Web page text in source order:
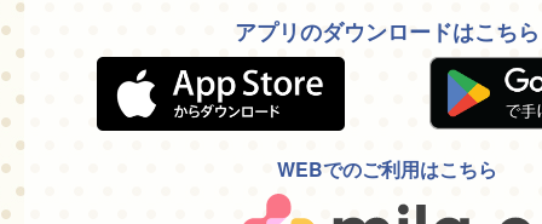
アプリのダウンロードはこちら
WEBでのご利用はこちら